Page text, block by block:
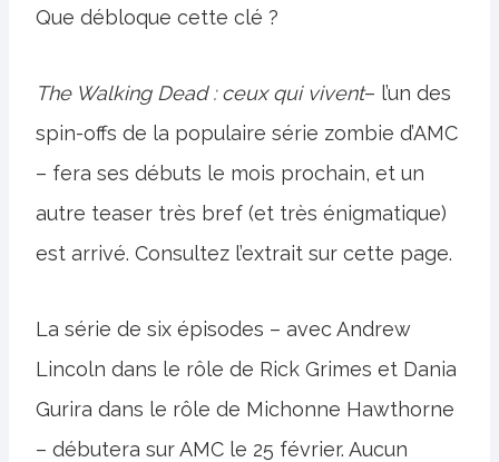
Que débloque cette clé ?
The Walking Dead : ceux qui vivent– l’un des
spin-offs de la populaire série zombie d’AMC
– fera ses débuts le mois prochain, et un
autre teaser très bref (et très énigmatique)
est arrivé. Consultez l’extrait sur cette page.
La série de six épisodes – avec Andrew
Lincoln dans le rôle de Rick Grimes et Dania
Gurira dans le rôle de Michonne Hawthorne
– débutera sur AMC le 25 février. Aucun